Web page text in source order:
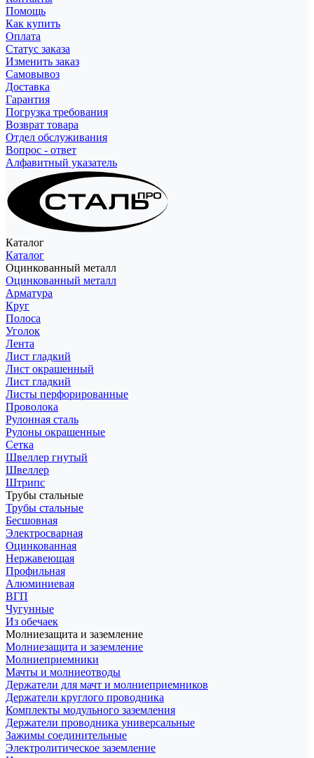
Помощь
Как купить
Оплата
Статус заказа
Изменить заказ
Самовывоз
Доставка
Гарантия
Погрузка требования
Возврат товара
Отдел обслуживания
Вопрос - ответ
Алфавитный указатель
Каталог
Каталог
Оцинкованный металл
Оцинкованный металл
Арматура
Круг
Полоса
Уголок
Лента
Лист гладкий
Лист окрашенный
Лист гладкий
Листы перфорированные
Проволока
Рулонная сталь
Рулоны окрашенные
Сетка
Швеллер гнутый
Швеллер
Штрипс
Трубы стальные
Трубы стальные
Бесшовная
Электросварная
Оцинкованная
Нержавеющая
Профильная
Алюминиевая
ВГП
Чугунные
Из обечаек
Молниезащита и заземление
Молниезащита и заземление
Молниеприемники
Мачты и молниеотводы
Держатели для мачт и молниеприемников
Держатели круглого проводника
Комплекты модульного заземления
Держатели проводника универсальные
Зажимы соединительные
Электролитическое заземление